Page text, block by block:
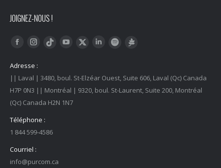
JOIGNEZ-NOUS !
Trouvez nous sur :
FacebookInstagram
Tiktok YouTubeTwitter LinkedInSpotify
Adresse :
|| Laval | 3480, boul. St-Elzéar Ouest, Suite 606, Laval (Qc) Canada
H7P 0N3 || Montréal | 9320, boul. St-Laurent, Suite 200, Montréal
(Qc) Canada H2N 1N7
Téléphone :
1 844 599-4586
Courriel :
info@purcom.ca